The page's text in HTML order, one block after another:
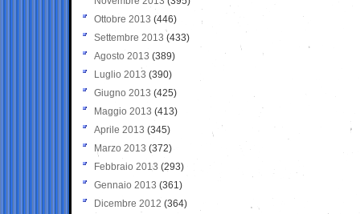
Ottobre 2013 (446)
Settembre 2013 (433)
Agosto 2013 (389)
Luglio 2013 (390)
Giugno 2013 (425)
Maggio 2013 (413)
Aprile 2013 (345)
Marzo 2013 (372)
Febbraio 2013 (293)
Gennaio 2013 (361)
Dicembre 2012 (364)